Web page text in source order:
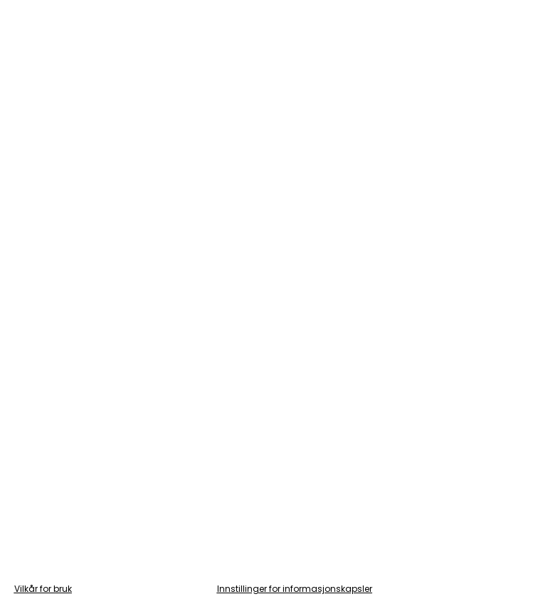
Vilkår for bruk Innstillinger for informasjonskapsler